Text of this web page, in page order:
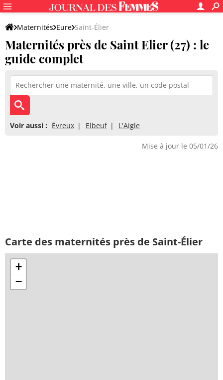
Maternités Eure Saint-Élier
Maternités près de Saint Elier (27) : le
guide complet
Voir aussi : Évreux Elbeuf L'Aigle
Mise à jour le 05/01/26
Carte des maternités près de Saint-Élier
+
−